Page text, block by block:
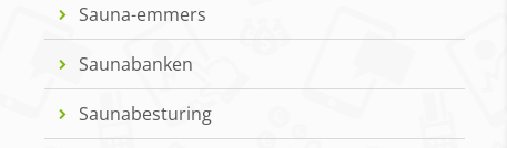
Sauna-emmers
Saunabanken
Saunabesturing